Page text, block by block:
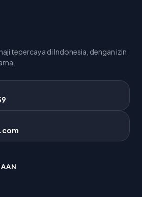
tepercaya di Indonesia, dengan izin